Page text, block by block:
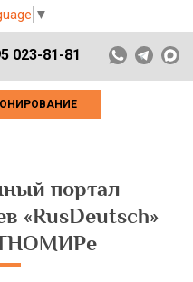
▼
023-81-81
портал
«RusDeutsch»